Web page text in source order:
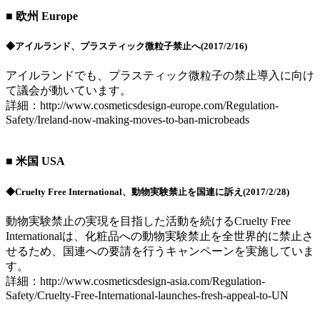
■ 欧州 Europe
◆アイルランド、プラスティック微粒子禁止へ(2017/2/16)
アイルランドでも、プラスティック微粒子の禁止導入に向け
て議会が動いています。
詳細：http://www.cosmeticsdesign-europe.com/Regulation-
Safety/Ireland-now-making-moves-to-ban-microbeads
■ 米国 USA
◆Cruelty Free International、動物実験禁止を国連に訴え(2017/2/28)
動物実験禁止の実現を目指した活動を続けるCruelty Free
Internationalは、化粧品への動物実験禁止を全世界的に禁止さ
せるため、国連への要請を行うキャンペーンを実施していま
す。
詳細：http://www.cosmeticsdesign-asia.com/Regulation-
Safety/Cruelty-Free-International-launches-fresh-appeal-to-UN